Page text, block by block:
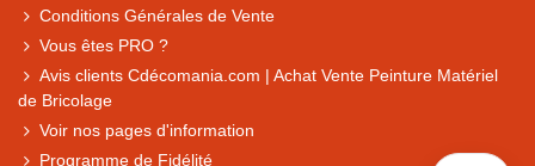
Conditions Générales de Vente
Vous êtes PRO ?
Avis clients Cdécomania.com | Achat Vente Peinture Matériel
de Bricolage
Voir nos pages d'information
Programme de Fidélité